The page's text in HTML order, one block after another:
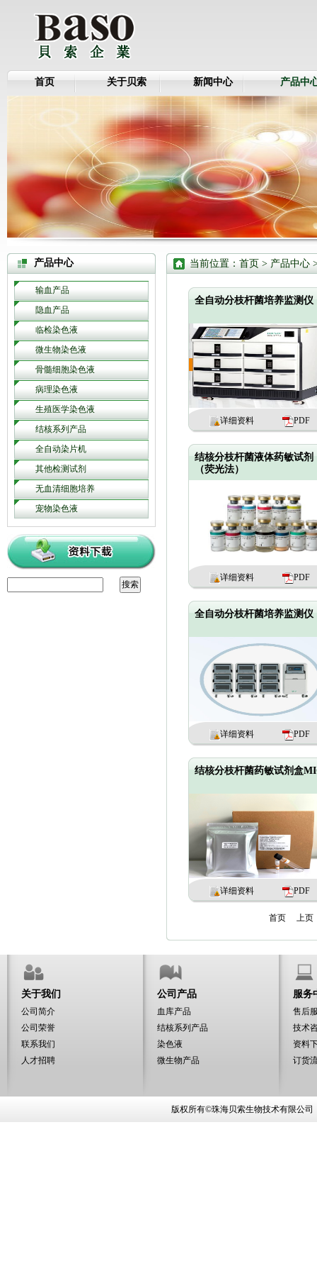
首页 关于贝索 新闻中心 产品中
产品中心
输血产品
隐血产品
临检染色液
微生物染色液
骨髓细胞染色液
病理染色液
生殖医学染色液
结核系列产品
全自动染片机
其他检测试剂
无血清细胞培养
宠物染色液
当前位置： 首页 > 产品中心
全自动分枝杆菌培养监测仪
详细资料 PDF
结核分枝杆菌液体药敏试剂
（荧光法）
详细资料 PDF
全自动分枝杆菌培养监测仪
详细资料 PDF
结核分枝杆菌药敏试剂盒
详细资料 PDF
首页 上页
关于我们
公司简介
公司荣誉
联系我们
人才招聘
公司产品
血库产品
结核系列产品
染色液
微生物产品
服务
售后
技术
资料
订货
版权所有©珠海贝索生物技术